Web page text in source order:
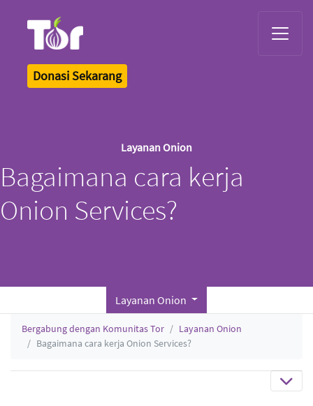
Donasi Sekarang
Layanan Onion
Bagaimana cara kerja
Onion Services?
Layanan Onion
Bergabung dengan Komunitas Tor
Layanan Onion
Bagaimana cara kerja Onion Services?